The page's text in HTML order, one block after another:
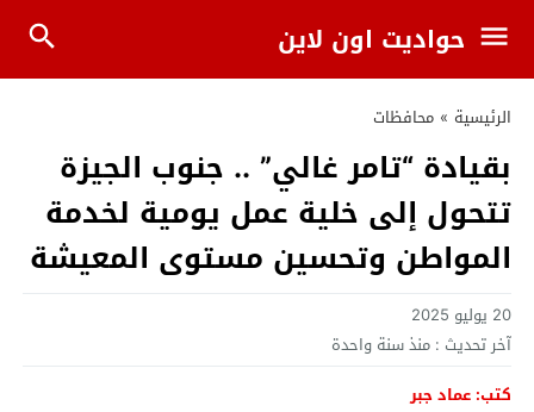
حواديت اون لاين
الرئيسية » محافظات
بقيادة “تامر غالي” .. جنوب الجيزة
تتحول إلى خلية عمل يومية لخدمة
المواطن وتحسين مستوى المعيشة
20 يوليو 2025
آخر تحديث : منذ سنة واحدة
كتب: عماد جبر